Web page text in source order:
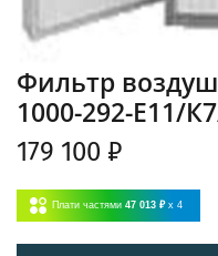
Фильтр
1000-292-E11/
179 100 ₽
Плати частями 47 013 ₽ x 4